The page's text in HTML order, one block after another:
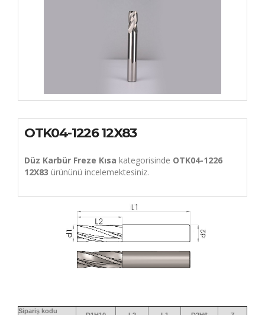
OTK04-1226 12X83
Düz Karbür Freze Kısa kategorisinde OTK04-1226
12X83 ürününü incelemektesiniz.
Sipariş kodu